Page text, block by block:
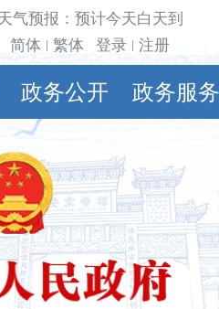
气预报：预计今天白天到夜
简体 繁体 登录 注册
政务公开 政务服务